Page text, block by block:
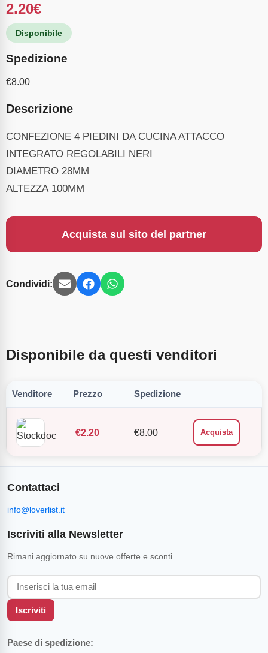
2.20€
Disponibile
Spedizione
€8.00
Descrizione
CONFEZIONE 4 PIEDINI DA CUCINA ATTACCO
INTEGRATO REGOLABILI NERI
DIAMETRO 28MM
ALTEZZA 100MM
Acquista sul sito del partner
Condividi:
Disponibile da questi venditori
Venditore Prezzo Spedizione
€2.20 €8.00 Acquista
Contattaci
info@loverlist.it
Iscriviti alla Newsletter
Rimani aggiornato su nuove offerte e sconti.
Iscriviti
Paese di spedizione: